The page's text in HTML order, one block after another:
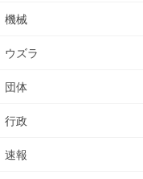
機械
ウズラ
団体
行政
速報